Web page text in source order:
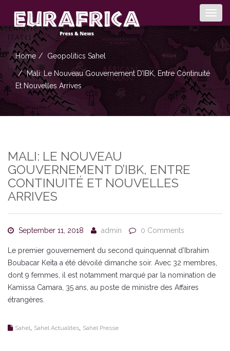
Home Geopolitics Sahel
Mali: Le Nouveau Gouvernement D’IBK, Entre Continuité
Et Nouvelles Arrives
MALI: LE NOUVEAU
GOUVERNEMENT D’IBK, ENTRE
CONTINUITÉ ET NOUVELLES
ARRIVES
September 11, 2018 admin 0 Comments
Le premier gouvernement du second quinquennat d’Ibrahim
Boubacar Keïta a été dévoilé dimanche soir. Avec 32 membres,
dont 9 femmes, il est notamment marqué par la nomination de
Kamissa Camara, 35 ans, au poste de ministre des Affaires
étrangères.
Sahel Sahel Actualites Sahel Presse